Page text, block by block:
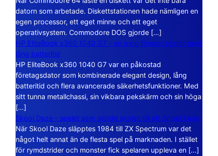
datorn som arbetade. Diskettstationen hade nämligen en
egen processor, ett eget minne och ett eget
operativsystem. Commodore DOS gjorde […]
HP EliteBook x360 1040 G7 – en lyxig företagsdator med
lång batteritid
HP EliteBook x360 1040 G7 var en påkostad
företagsdator som kombinerade elegant design, lång
batteritid och flera avancerade säkerhetsfunktioner. Med
sitt tunna metallchassi, sin vikbara pekskärm och sin höga
[…]
Skool Daze – spelet som gjorde skolan till ett öppet kaos
När Skool Daze släpptes 1984 till ZX Spectrum var det
något helt annat än de flesta spel på marknaden. I stället
för rymdstrider och monster fick spelaren uppleva en […]